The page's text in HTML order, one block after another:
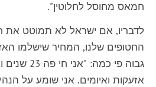
חמאס מחוסל לחלוטין".
לדבריו, אם ישראל לא תמוטט את
החטופים שלנו, המחיר שישלמו
גבוה פי כמה:
אזעקות ואיומים. אני שומע על